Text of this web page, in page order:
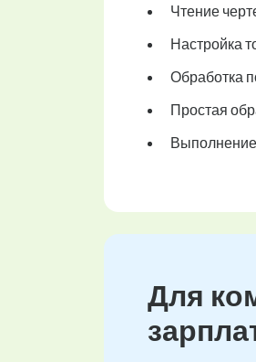
Чтение
Настройка
Обработка
Простая
Выполнение
Для